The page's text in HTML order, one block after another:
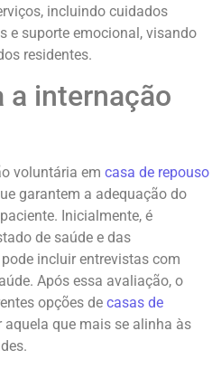
incluindo cuidados
e suporte emocional, visando
residentes.
a internação
voluntária em casa de repouso
garantem a adequação do
Inicialmente, é
de saúde e das
incluir entrevistas com
Após essa avaliação, o
opções de casas de
aquela que mais se alinha às